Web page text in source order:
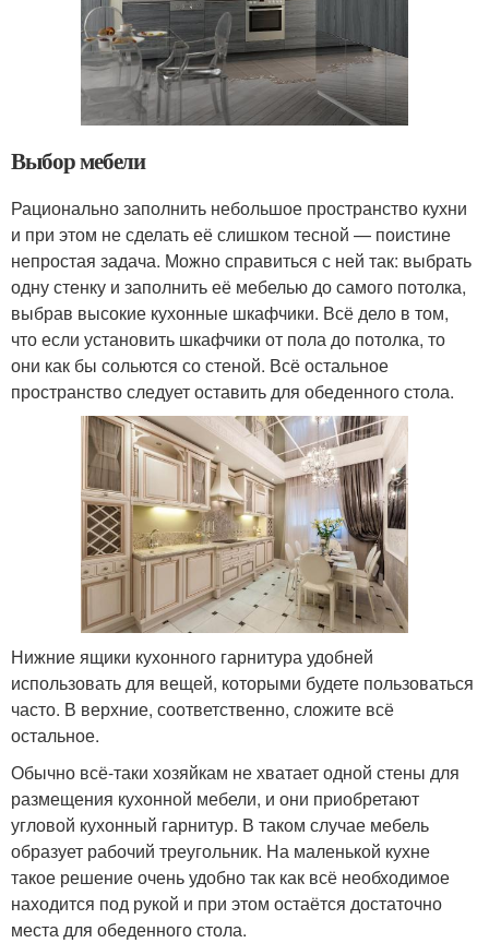
Выбор мебели
Рационально заполнить небольшое пространство кухни
и при этом не сделать её слишком тесной — поистине
непростая задача. Можно справиться с ней так: выбрать
одну стенку и заполнить её мебелью до самого потолка,
выбрав высокие кухонные шкафчики. Всё дело в том,
что если установить шкафчики от пола до потолка, то
они как бы сольются со стеной. Всё остальное
пространство следует оставить для обеденного стола.
Нижние ящики кухонного гарнитура удобней
использовать для вещей, которыми будете пользоваться
часто. В верхние, соответственно, сложите всё
остальное.
Обычно всё-таки хозяйкам не хватает одной стены для
размещения кухонной мебели, и они приобретают
угловой кухонный гарнитур. В таком случае мебель
образует рабочий треугольник. На маленькой кухне
такое решение очень удобно так как всё необходимое
находится под рукой и при этом остаётся достаточно
места для обеденного стола.